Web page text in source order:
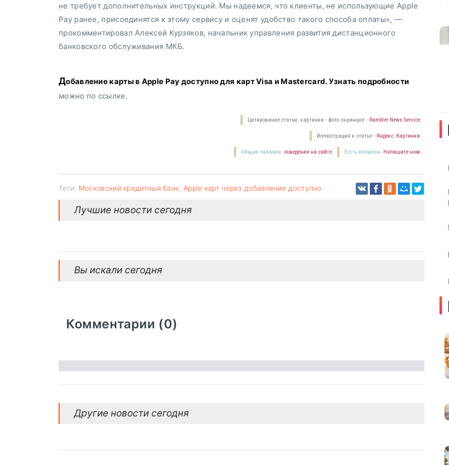
не требует дополнительных инструкций. Мы надеемся, что клиенты, не использующие Apple
Pay ранее, присоединятся к этому сервису и оценят удобство такого способа оплаты», —
прокомментировал Алексей Курзяков, начальник управления развития дистанционного
банковского обслуживания МКБ.
Добавление карты в Apple Pay доступно для карт Visa и Mastercard. Узнать подробности
можно по ссылке.
Цитирование статьи, картинки - фото скриншот - Rambler News Service.
Иллюстрация к статье - Яндекс. Картинки.
Есть вопросы. Напишите нам.
Общие правила поведения на сайте.
Теги: Московский кредитный банк Apple карт через добавление доступно
Лучшие новости сегодня
Вы искали сегодня
Комментарии (0)
Другие новости сегодня